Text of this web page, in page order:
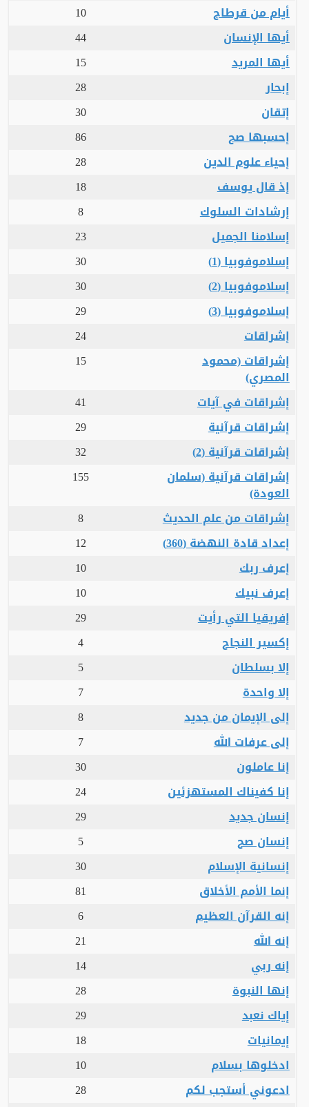
أيام من قرطاج
10
أيها الإنسان
44
أيها المريد
15
إبحار
28
إتقان
30
إحسبها صح
86
إحياء علوم الدين
28
إذ قال يوسف
18
إرشادات السلوك
8
إسلامنا الجميل
23
إسلاموفوبيا (1)
30
إسلاموفوبيا (2)
30
إسلاموفوبيا (3)
29
إشراقات
24
إشراقات (محمود
المصري)
15
إشراقات في آيات
41
إشراقات قرآنية
29
إشراقات قرآنية (2)
32
إشراقات قرآنية (سلمان
العودة)
155
إشراقات من علم الحديث
8
إعداد قادة النهضة (360)
12
إعرف ربك
10
إعرف نبيك
10
إفريقيا التي رأيت
29
إكسير النجاح
4
إلا بسلطان
5
إلا واحدة
7
إلى الإيمان من جديد
8
إلى عرفات الله
7
إنا عاملون
30
إنا كفيناك المستهزئين
24
إنسان جديد
29
إنسان صح
5
إنسانية الإسلام
30
إنما الأمم الأخلاق
81
إنه القرآن العظيم
6
إنه الله
21
إنه ربي
14
إنها النبوة
28
إياك نعبد
29
إيمانيات
18
ادخلوها بسلام
10
ادعوني أستجب لكم
28